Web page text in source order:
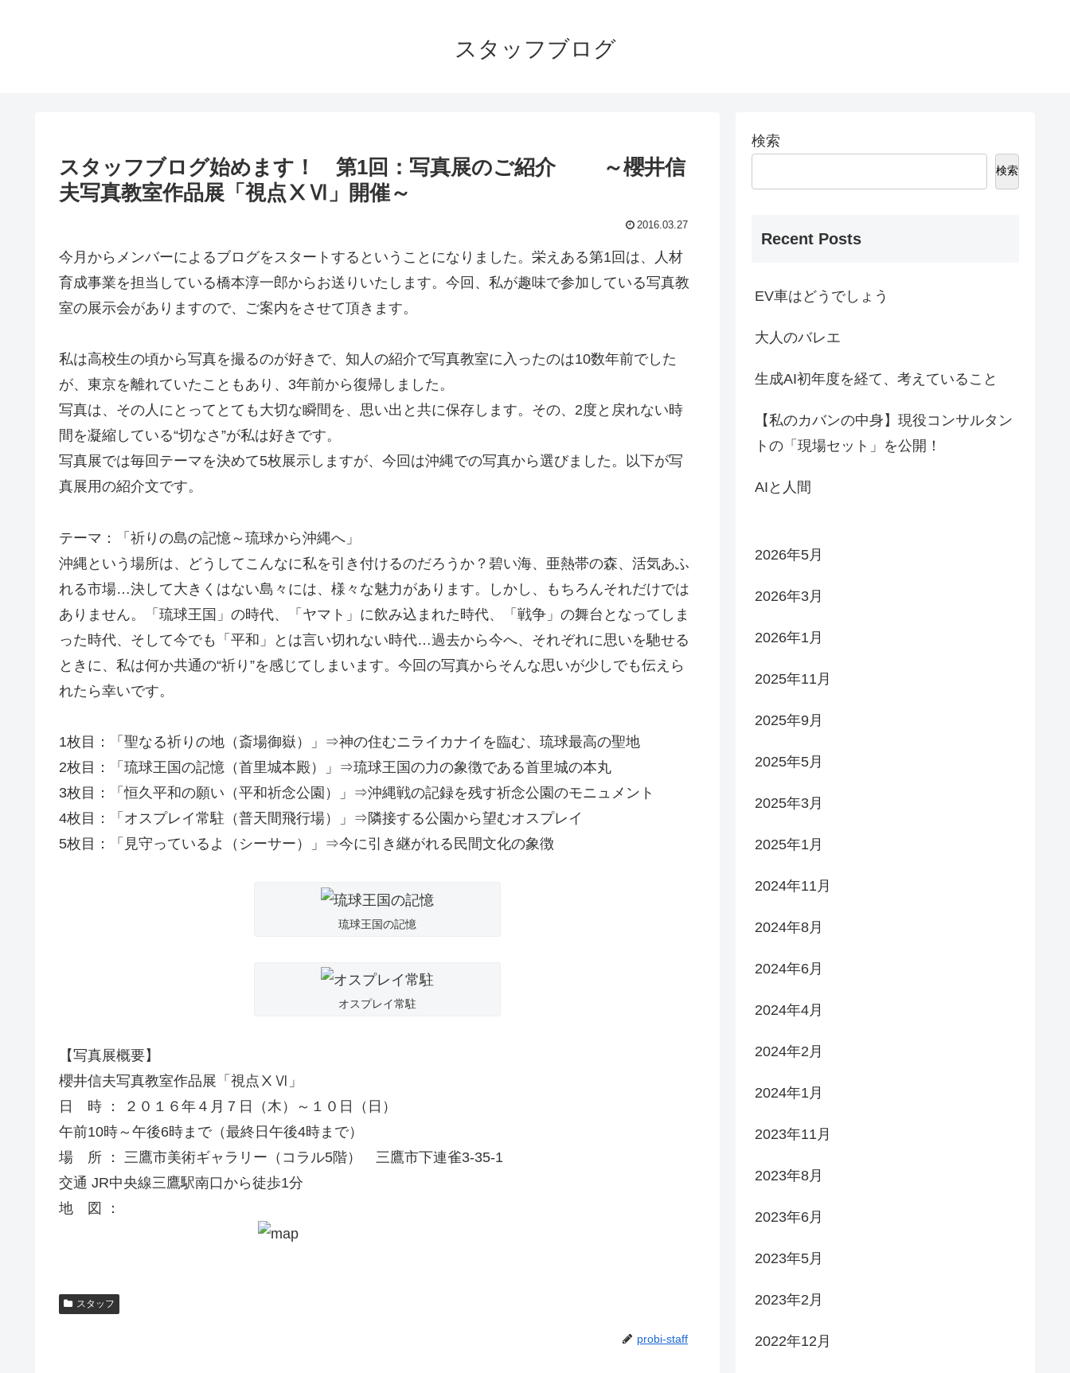
スタッフブログ
スタッフブログ始めます！ 第1回：写真展のご紹介 ～櫻井信
夫写真教室作品展「視点ⅩⅥ」開催～
2016.03.27
今月からメンバーによるブログをスタートするということになりました。栄えある第1回は、人材
育成事業を担当している橋本淳一郎からお送りいたします。今回、私が趣味で参加している写真教
室の展示会がありますので、ご案内をさせて頂きます。
私は高校生の頃から写真を撮るのが好きで、知人の紹介で写真教室に入ったのは10数年前でした
が、東京を離れていたこともあり、3年前から復帰しました。
写真は、その人にとってとても大切な瞬間を、思い出と共に保存します。その、2度と戻れない時
間を凝縮している“切なさ”が私は好きです。
写真展では毎回テーマを決めて5枚展示しますが、今回は沖縄での写真から選びました。以下が写
真展用の紹介文です。
テーマ：「祈りの島の記憶～琉球から沖縄へ」
沖縄という場所は、どうしてこんなに私を引き付けるのだろうか？碧い海、亜熱帯の森、活気あふ
れる市場…決して大きくはない島々には、様々な魅力があります。しかし、もちろんそれだけでは
ありません。「琉球王国」の時代、「ヤマト」に飲み込まれた時代、「戦争」の舞台となってしま
った時代、そして今でも「平和」とは言い切れない時代…過去から今へ、それぞれに思いを馳せる
ときに、私は何か共通の“祈り”を感じてしまいます。今回の写真からそんな思いが少しでも伝えら
れたら幸いです。
1枚目：「聖なる祈りの地（斎場御嶽）」⇒神の住むニライカナイを臨む、琉球最高の聖地
2枚目：「琉球王国の記憶（首里城本殿）」⇒琉球王国の力の象徴である首里城の本丸
3枚目：「恒久平和の願い（平和祈念公園）」⇒沖縄戦の記録を残す祈念公園のモニュメント
4枚目：「オスプレイ常駐（普天間飛行場）」⇒隣接する公園から望むオスプレイ
5枚目：「見守っているよ（シーサー）」⇒今に引き継がれる民間文化の象徴
琉球王国の記憶
オスプレイ常駐
【写真展概要】
櫻井信夫写真教室作品展「視点ⅩⅥ」
日 時 ： ２０１６年４月７日（木）～１０日（日）
午前10時～午後6時まで（最終日午後4時まで）
場 所 ： 三鷹市美術ギャラリー（コラル5階） 三鷹市下連雀3-35-1
交通 JR中央線三鷹駅南口から徒歩1分
地 図 ：
スタッフ
probi-staff
検索
検索
Recent Posts
EV車はどうでしょう
大人のバレエ
生成AI初年度を経て、考えていること
【私のカバンの中身】現役コンサルタン
トの「現場セット」を公開！
AIと人間
2026年5月
2026年3月
2026年1月
2025年11月
2025年9月
2025年5月
2025年3月
2025年1月
2024年11月
2024年8月
2024年6月
2024年4月
2024年2月
2024年1月
2023年11月
2023年8月
2023年6月
2023年5月
2023年2月
2022年12月